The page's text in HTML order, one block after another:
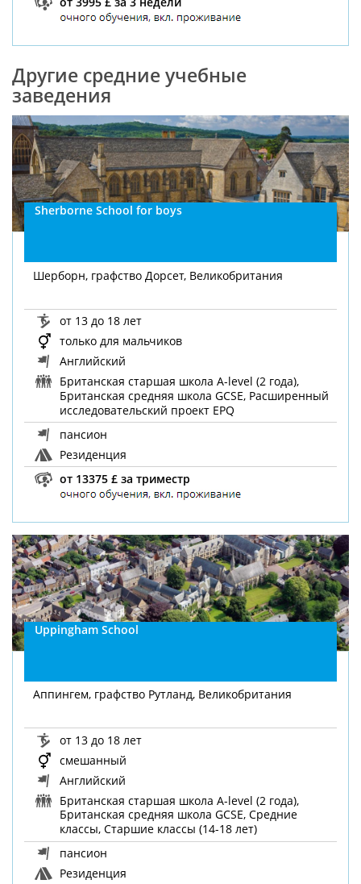
Другие средние учебные
заведения
Sherborne School for boys
Шерборн, графство Дорсет, Великобритания
от 13 до 18 лет
только для мальчиков
Английский
Британская старшая школа A-level (2 года),
Британская средняя школа GCSE, Расширенный
исследовательский проект EPQ
пансион
Резиденция
от 13375 £ за триместр
Uppingham School
Аппингем, графство Рутланд, Великобритания
от 13 до 18 лет
смешанный
Английский
Британская старшая школа A-level (2 года),
Британская средняя школа GCSE, Средние
классы, Старшие классы (14-18 лет)
пансион
Резиденция